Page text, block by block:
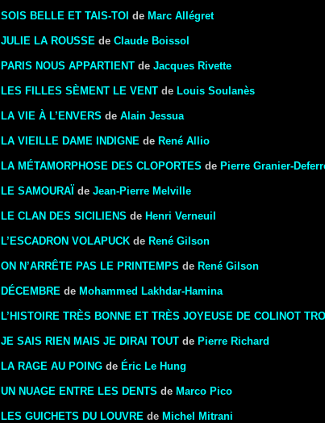
SOIS BELLE ET TAIS-TOI de Marc Allégret
JULIE LA ROUSSE de Claude Boissol
PARIS NOUS APPARTIENT de Jacques Rivette
LES FILLES SÈMENT LE VENT de Louis Soulanès
LA VIE À L’ENVERS de Alain Jessua
LA VIEILLE DAME INDIGNE de René Allio
LA MÉTAMORPHOSE DES CLOPORTES de Pierre Granier-
LE SAMOURAÏ de Jean-Pierre Melville
LE CLAN DES SICILIENS de Henri Verneuil
L’ESCADRON VOLAPUCK de René Gilson
ON N’ARRÊTE PAS LE PRINTEMPS de René Gilson
DÉCEMBRE de Mohammed Lakhdar-Hamina
L’HISTOIRE TRÈS BONNE ET TRÈS JOYEUSE DE COLINOT
JE SAIS RIEN MAIS JE DIRAI TOUT de Pierre Richard
LA RAGE AU POING de Éric Le Hung
UN NUAGE ENTRE LES DENTS de Marco Pico
LES GUICHETS DU LOUVRE de Michel Mitrani